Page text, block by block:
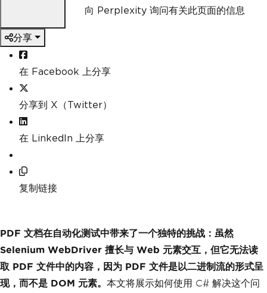
向 Perplexity 询问有关此页面的信息
分享
在 Facebook 上分享
分享到 X（Twitter）
在 LinkedIn 上分享
复制链接
PDF 文档在自动化测试中带来了一个独特的挑战：虽然
Selenium WebDriver 擅长与 Web 元素交互，但它无法读
取 PDF 文件中的内容，因为 PDF 文件是以二进制流的形式呈
现，而不是 DOM 元素。 本文将展示如何使用 C# 解决这个问